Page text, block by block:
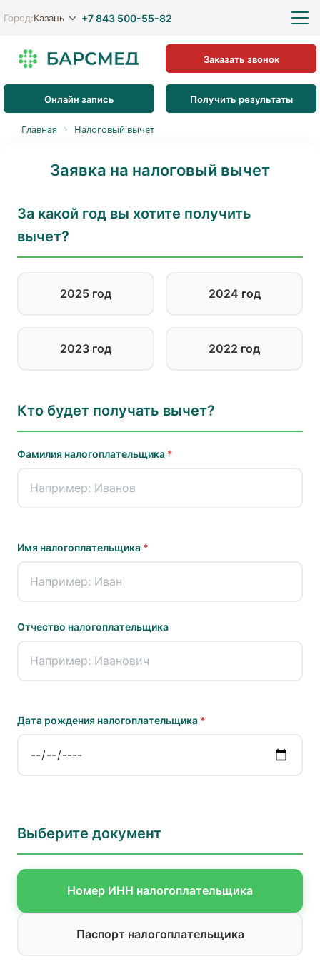
Город:Казань +7 843 500-55-82
Онлайн запись Получить результаты
Заказать звонок
Главная Налоговый вычет
Заявка на налоговый вычет
За какой год вы хотите получить
вычет?
2025 год 2024 год
2023 год 2022 год
Кто будет получать вычет?
Фамилия налогоплательщика *
Имя налогоплательщика *
Отчество налогоплательщика
Дата рождения налогоплательщика *
Выберите документ
Номер ИНН налогоплательщика
Паспорт налогоплательщика